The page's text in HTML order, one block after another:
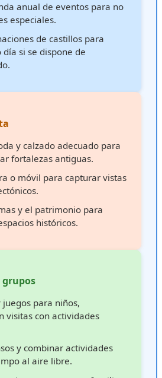
anual de eventos para no
especiales.
de castillos para
si se dispone de
y calzado adecuado para
fortalezas antiguas.
o móvil para capturar vistas
y el patrimonio para
históricos.
grupos
para niños,
visitas con actividades
y combinar actividades
al aire libre.